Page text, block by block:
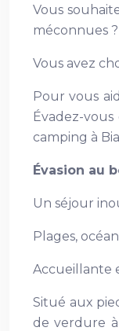
Vous
méconnues ?
Vous avez
Pour vous
Évadez-vous
camping à
Évasion au
Un séjour
Plages,
Accueillante
Situé aux
de verdure